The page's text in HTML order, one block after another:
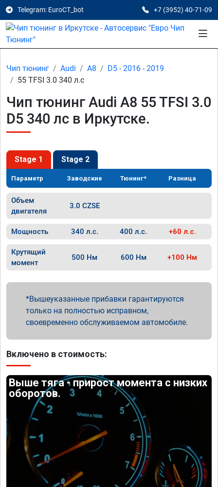
Telegram: EuroCT_bot +7 (3952) 40-71-09
Чип тюнинг Audi A8
D5 - 2016 - 2019
55 TFSI 3.0 340 л.с
Чип тюнинг Audi A8 55 TFSI 3.0
D5 340 лс в Иркутске.
Stage 1 Stage 2
Параметр Заводские Тюнинг* Разница
Объем
двигателя
3.0 CZSE
Мощность 340 л.с. 400 л.с. +60 л.с.
Крутящий
момент
500 Нм 600 Нм +100 Нм
Вышеуказанные прибавки гарантируются
только на полностью исправном,
своевременно обслуживаемом автомобиле.
Включено в стоимость:
Выше тяга - прирост момента с низких
оборотов.